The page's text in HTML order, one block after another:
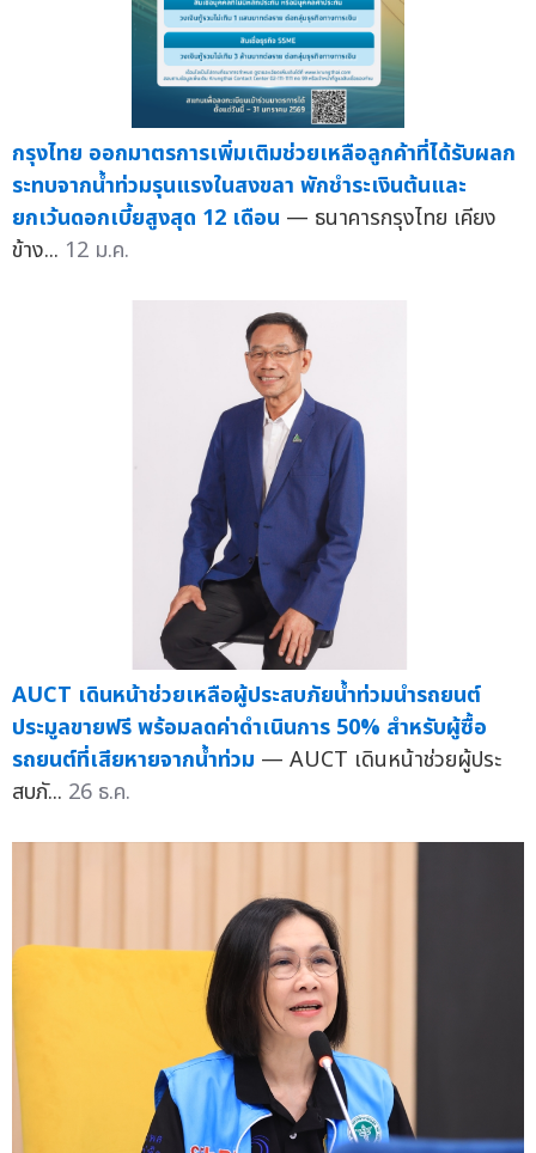
กรุงไทย ออกมาตรการเพิ่มเติมช่วยเหลือลูกค้าที่ได้รับผลก
ระทบจากน้ำท่วมรุนแรงในสงขลา พักชำระเงินต้นและ
ยกเว้นดอกเบี้ยสูงสุด 12 เดือน — ธนาคารกรุงไทย เคียง
ข้าง... 12 ม.ค.
AUCT เดินหน้าช่วยเหลือผู้ประสบภัยน้ำท่วมนำรถยนต์
ประมูลขายฟรี พร้อมลดค่าดำเนินการ 50% สำหรับผู้ซื้อ
รถยนต์ที่เสียหายจากน้ำท่วม — AUCT เดินหน้าช่วยผู้ประ
สบภั... 26 ธ.ค.